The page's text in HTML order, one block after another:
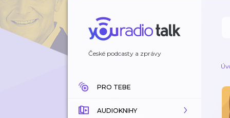
České podcasty a zprávy
PRO TEBE
AUDIOKNIHY